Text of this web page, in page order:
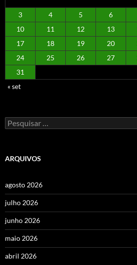
3
4 5 6
10
11 12 13
17
18 19 20
24
25 26 27
31
« set
Pesquisar
por:
ARQUIVOS
agosto 2026
julho 2026
junho 2026
maio 2026
abril 2026